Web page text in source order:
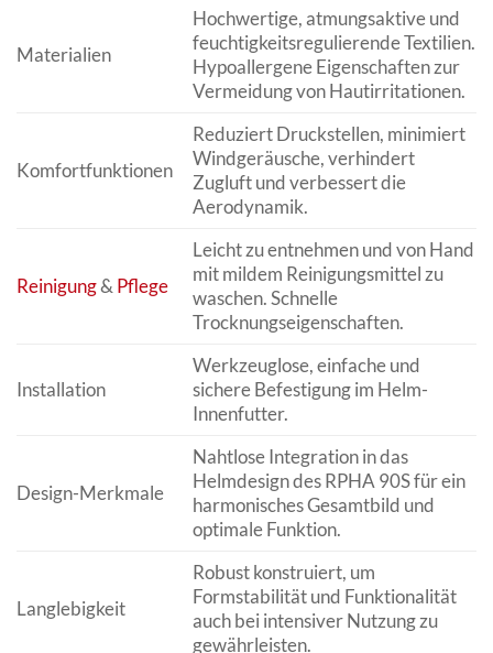
Materialien
Hochwertige, atmungsaktive und
feuchtigkeitsregulierende Textilien.
Hypoallergene Eigenschaften zur
Vermeidung von Hautirritationen.
Komfortfunktionen
Reduziert Druckstellen, minimiert
Windgeräusche, verhindert
Zugluft und verbessert die
Aerodynamik.
Reinigung& Pflege
Leicht zu entnehmen und von Hand
mit mildem Reinigungsmittel zu
waschen. Schnelle
Trocknungseigenschaften.
Installation
Werkzeuglose, einfache und
sichere Befestigung im Helm-
Innenfutter.
Design-Merkmale
Nahtlose Integration in das
Helmdesign des RPHA 90S für ein
harmonisches Gesamtbild und
optimale Funktion.
Langlebigkeit
Robust konstruiert, um
Formstabilität und Funktionalität
auch bei intensiver Nutzung zu
gewährleisten.